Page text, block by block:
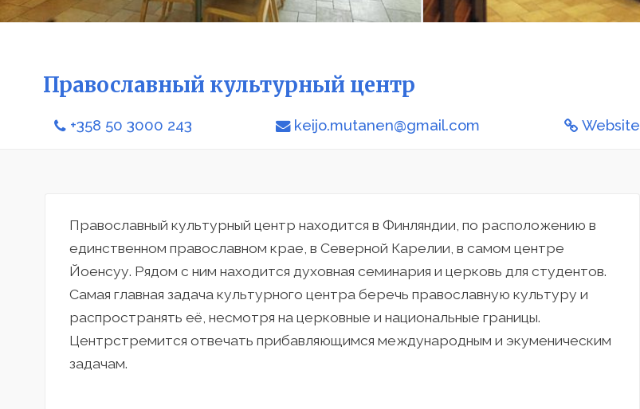
Православный культурный центр
+358 50 3000 243 keijo.mutanen@gmail.com Website
Православный культурный центр находится в Финляндии, по расположению в
единственном православном крае, в Северной Карелии, в самом центре
Йоенсуу. Рядом с ним находится духовная семинария и церковь для студентов.
Самая главная задача культурного центра беречь православную культуру и
распространять её, несмотря на церковные и национальные границы.
Центрстремится отвечать прибавляющимся международным и экуменическим
задачам.